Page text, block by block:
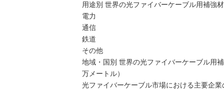
用途別 世界の光ファイバーケーブル用補強
電力
通信
鉄道
その他
地域・国別 世界の光ファイバーケーブル用
万メートル）
光ファイバーケーブル市場における主要企